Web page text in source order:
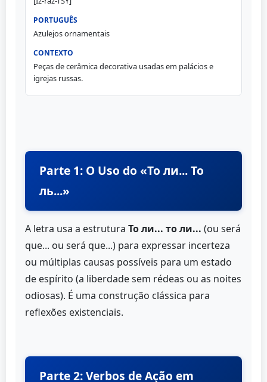
Azulejos ornamentais
Peças de cerâmica decorativa usadas em palácios e
igrejas russas.
Parte 1: O Uso do «То ли... То
ль...»
A letra usa a estrutura То ли... то ли... (ou será
que... ou será que...) para expressar incerteza
ou múltiplas causas possíveis para um estado
de espírito (a liberdade sem rédeas ou as noites
odiosas). É uma construção clássica para
reflexões existenciais.
Parte 2: Verbos de Ação em